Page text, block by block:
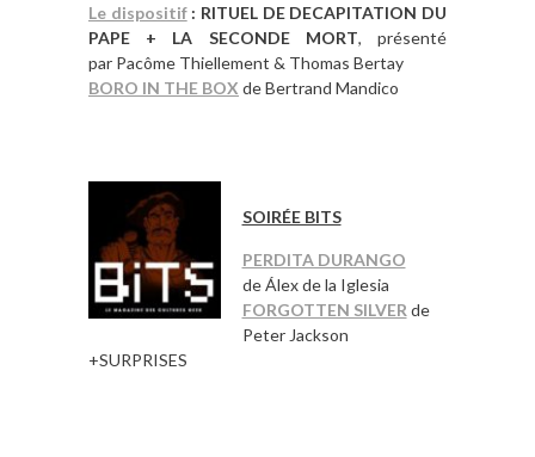
Le dispositif: RITUEL DE DECAPITATION DU
PAPE + LA SECONDE MORT,
présenté
par Pacôme Thiellement & Thomas Bertay
BORO IN THE BOX de Bertrand Mandico
SOIRÉE BITS
PERDITA DURANGO
de Álex de la Iglesia
FORGOTTEN SILVER de
Peter Jackson
+SURPRISES